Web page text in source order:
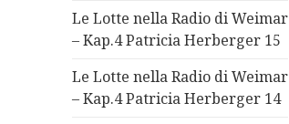
Le Lotte nella Radio di Weimar
– Kap.4 Patricia Herberger 15
Le Lotte nella Radio di Weimar
– Kap.4 Patricia Herberger 14